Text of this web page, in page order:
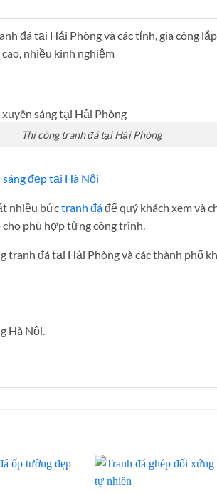
đá tại Hải Phòng và các tỉnh, gia công
nhiều kinh nghiệm
Thi công tranh đá tại Hải Phòng
đẹp tại Hà Nội
nhiều bứctranh đáđể quý khách xem và
phù hợp từng công trình.
tranh đá tại Hải Phòng và các thành phố
Hà Nội.